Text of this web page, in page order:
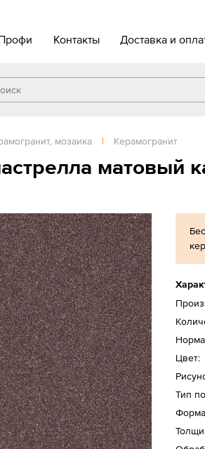
Контакты Доставка и
мозаика | Керамогранит
матовый
Цвет:
Тип